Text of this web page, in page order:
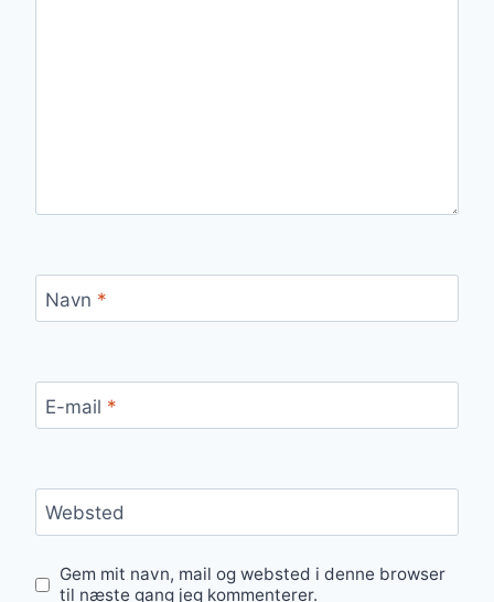
Navn *
E-mail *
Websted
Gem mit navn, mail og websted i denne browser
til næste gang jeg kommenterer.